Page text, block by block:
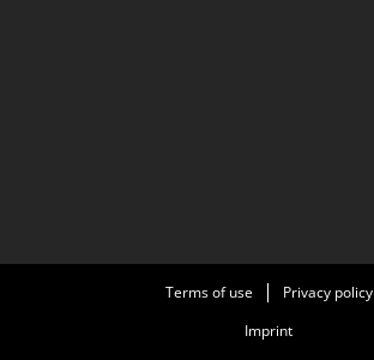
Terms of use
Privacy policy
Imprint